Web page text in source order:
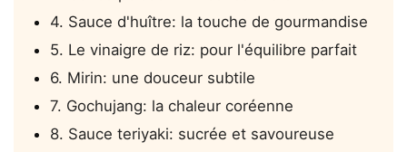
4. Sauce d'huître: la touche de gourmandise
5. Le vinaigre de riz: pour l'équilibre parfait
6. Mirin: une douceur subtile
7. Gochujang: la chaleur coréenne
8. Sauce teriyaki: sucrée et savoureuse